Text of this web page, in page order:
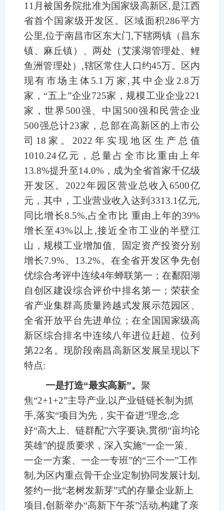
11月被国务院批准为国家级高新区,是江西
省首个国家级开发区。区域面积286平方
公里,位于南昌市区东大门,下辖两镇（昌东
镇、麻丘镇）、两处（艾溪湖管理处、鲤
鱼洲管理处）,辖区常住人口约45万。区内
现有市场主体5.1万家,其中企业2.8万
家，“五上”企业725家，规模工业企业221
家，世界500强、中国500强和民营企业
500强总计23家，总部在高新区的上市公
司18家。2022年实现地区生产总值
1010.24亿元，总量占全市比重由上年
13.8%提升至14.0%，成为全省首家千亿级
开发区。2022年园区营业总收入6500亿
元，其中，工业营业收入达到3313.1亿元,
同比增长8.5%,占全市比 重由上年的39%
增长至43%以上,接近全市工业的半壁江
山，规模工业增加值、固定资产投资分别
增长7.9%、13.2%。在全省开发区争先创
优综合考评中连续4年蝉联第一；在鄱阳湖
自创区建设综合评价中排名第一；荣获全
省产业集群高质量跨越式发展示范园区、
全省开放平台先进单位；在全国国家级高
新区综合排名中连续八年进位赶超、位列
第22名。现阶段南昌高新区发展呈现以下
特点:
一是打造“最实高新”。 聚
焦“2+1+2”主导产业,以产业链链长制为抓
手,落实“项目为先，实干奋进”理念,念
好“高大上、链群配”六字要诀,贯彻“亩均论
英雄”的提质要求，深入实施“一企一策、
一企一方案、一企一专班”的“三个一”工作
制,为区内重点骨干企业定制协同发展计划,
签约一批“老树发新芽”式的存量企业新上
项目,创新举办“高新下午茶”活动,构建了亲